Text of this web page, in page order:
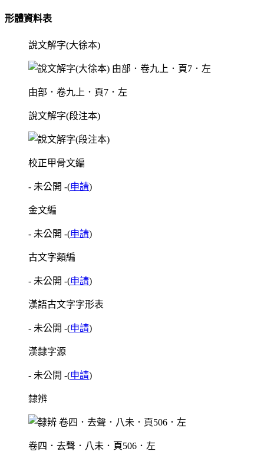
形體資料表
說文解字(大徐本)
甶部．卷九上．頁7．左
說文解字(段注本)
校正甲骨文編
- 未公開 -(申請)
金文編
- 未公開 -(申請)
古文字類編
- 未公開 -(申請)
漢語古文字字形表
- 未公開 -(申請)
漢隸字源
- 未公開 -(申請)
隸辨
卷四．去聲．八未．頁506．左